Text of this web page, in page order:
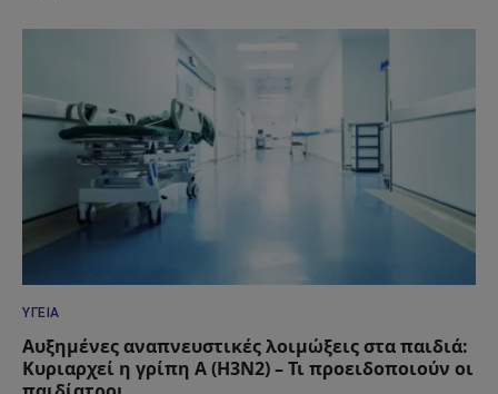
ΥΓΕΊΑ
Αυξημένες αναπνευστικές λοιμώξεις στα παιδιά:
Κυριαρχεί η γρίπη Α (Η3Ν2) – Τι προειδοποιούν οι